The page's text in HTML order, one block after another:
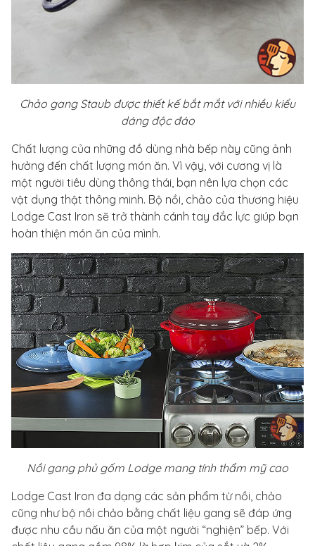
Chảo gang Staub được thiết kế bắt mắt với nhiều kiểu
dáng độc đáo
Chất lượng của những đồ dùng nhà bếp này cũng ảnh
hưởng đến chất lượng món ăn. Vì vậy, với cương vị là
một người tiêu dùng thông thái, bạn nên lựa chọn các
vật dụng thật thông minh. Bộ nồi, chảo của thương hiệu
Lodge Cast Iron sẽ trở thành cánh tay đắc lực giúp bạn
hoàn thiện món ăn của mình.
Nồi gang phủ gốm Lodge mang tính thẩm mỹ cao
Lodge Cast Iron đa dạng các sản phẩm từ nồi, chảo
cũng như bộ nồi chảo bằng chất liệu gang sẽ đáp ứng
được nhu cầu nấu ăn của một người “nghiện” bếp. Với